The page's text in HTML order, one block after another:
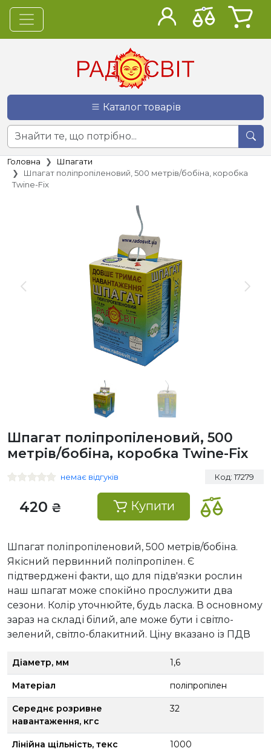
Каталог товарів
Головна
Шпагати
Шпагат поліпропіленовий, 500 метрів/бобіна, коробка
Twine-Fix
Шпагат поліпропіленовий, 500
метрів/бобіна, коробка Twine-Fix
немає відгуків Код: 17279
420 ₴ Купити
Шпагат поліпропіленовий, 500 метрів/бобіна.
Якісний первинний поліпропілен. Є
підтверджені факти, що для підв'язки рослин
наш шпагат може спокійно прослужити два
сезони. Колір уточнюйте, будь ласка. В основному
зараз на складі білий, але може бути і світло-
зелений, світло-блакитний. Ціну вказано із ПДВ
Діаметр, мм 1,6
Матеріал поліпропілен
Середнє розривне
навантаження, кгс
32
Лінійна щільність, текс 1000